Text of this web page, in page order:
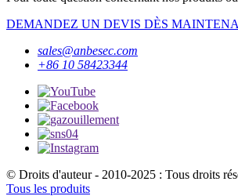
DEMANDEZ UN DEVIS DÈS
sales@anbesec.com
+86 10 58423344
© Droits d'auteur - 2010-2025 : Tous droits
Tous les produits